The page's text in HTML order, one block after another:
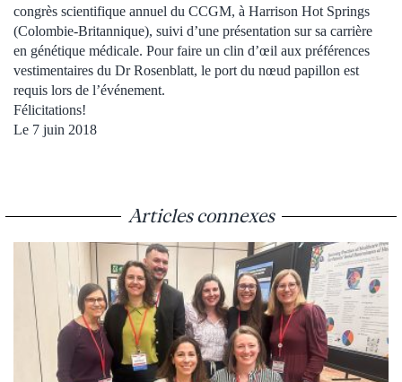
congrès scientifique annuel du CCGM, à Harrison Hot Springs
(Colombie-Britannique), suivi d’une présentation sur sa carrière
en génétique médicale. Pour faire un clin d’œil aux préférences
vestimentaires du Dr Rosenblatt, le port du nœud papillon est
requis lors de l’événement.
Félicitations!
Le 7 juin 2018
Articles connexes